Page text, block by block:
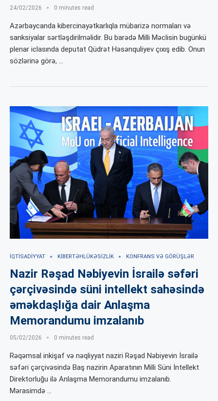
24/02/2026 0 minutes read
Azərbaycanda kibercinayətkarlıqla mübarizə normaları və
sanksiyalar sərtləşdirilməlidir. Bu barədə Milli Məclisin bugünkü
plenar iclasında deputat Qüdrət Həsənquliyev çıxış edib. Onun
sözlərinə görə, …
İQTISADIYYAT KIBERTƏHLÜKƏSIZLIK KONFRANS VƏ GÖRÜŞLƏR
Nazir Rəşad Nəbiyevin İsrailə səfəri
çərçivəsində süni intellekt sahəsində
əməkdaşlığa dair Anlaşma
Memorandumu imzalanıb
05/02/2026 0 minutes read
Rəqəmsal inkişaf və nəqliyyat naziri Rəşad Nəbiyevin İsrailə
səfəri çərçivəsində Baş nazirin Aparatının Milli Süni İntellekt
Direktorluğu ilə Anlaşma Memorandumu imzalanıb.
Mərasimdə …